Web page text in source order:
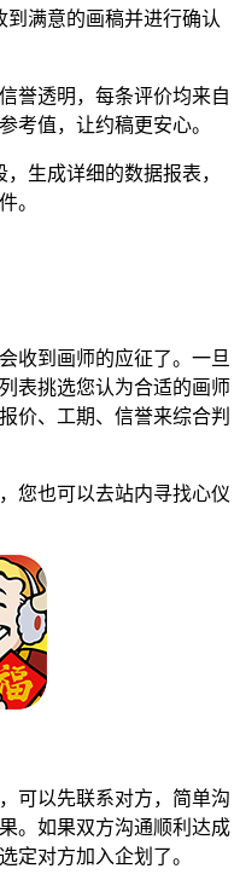
满意的画稿并进行确认
透明，每条评价均来自
考值，让约稿更安心。
生成详细的数据报表，
。
到画师的应征了。一旦
表挑选您认为合适的画师
价、工期、信誉来综合判
也可以去站内寻找心仪
以先联系对方，简单沟
。如果双方沟通顺利达成
定对方加入企划了。